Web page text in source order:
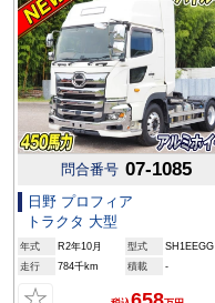
問合番号 07-1085
日野 プロフィア
トラクタ 大型
年式 R2年10月 型式
SH1EEGG
走行
784千km 積載 -